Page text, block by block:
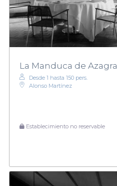
La Manduca de Azagra
Desde 1 hasta 150 pers.
Alonso Martínez
Establecimiento no reservable